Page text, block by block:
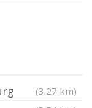
(3.27 km)